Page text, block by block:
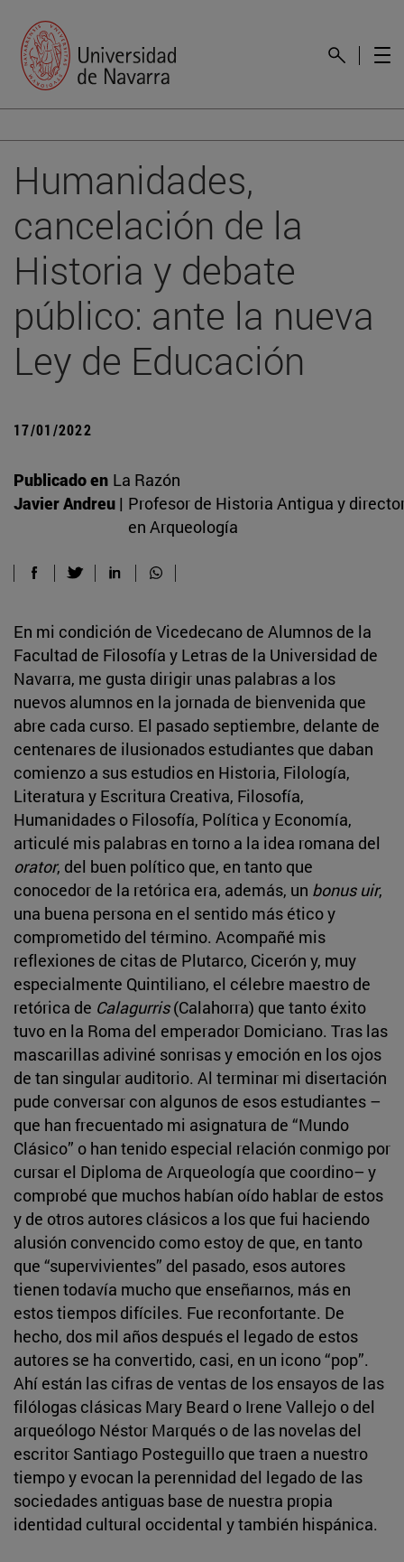
Humanidades,
cancelación de la
Historia y debate
público: ante la nueva
Ley de Educación
17/01/2022
Publicado en La Razón
Javier Andreu | Profesor de Historia Antigua y
en Arqueología
En mi condición de Vicedecano de Alumnos de la
Facultad de Filosofía y Letras de la Universidad de
Navarra, me gusta dirigir unas palabras a los
nuevos alumnos en la jornada de bienvenida que
abre cada curso. El pasado septiembre, delante de
centenares de ilusionados estudiantes que daban
comienzo a sus estudios en Historia, Filología,
Literatura y Escritura Creativa, Filosofía,
Humanidades o Filosofía, Política y Economía,
articulé mis palabras en torno a la idea romana del
orator, del buen político que, en tanto que
conocedor de la retórica era, además, un bonus uir,
una buena persona en el sentido más ético y
comprometido del término. Acompañé mis
reflexiones de citas de Plutarco, Cicerón y, muy
especialmente Quintiliano, el célebre maestro de
retórica de Calagurris(Calahorra) que tanto éxito
tuvo en la Roma del emperador Domiciano. Tras las
mascarillas adiviné sonrisas y emoción en los ojos
de tan singular auditorio. Al terminar mi disertación
pude conversar con algunos de esos estudiantes –
que han frecuentado mi asignatura de “Mundo
Clásico” o han tenido especial relación conmigo por
cursar el Diploma de Arqueología que coordino– y
comprobé que muchos habían oído hablar de estos
y de otros autores clásicos a los que fui haciendo
alusión convencido como estoy de que, en tanto
que “supervivientes” del pasado, esos autores
tienen todavía mucho que enseñarnos, más en
estos tiempos difíciles. Fue reconfortante. De
hecho, dos mil años después el legado de estos
autores se ha convertido, casi, en un icono “pop”.
Ahí están las cifras de ventas de los ensayos de las
filólogas clásicas Mary Beard o Irene Vallejo o del
arqueólogo Néstor Marqués o de las novelas del
escritor Santiago Posteguillo que traen a nuestro
tiempo y evocan la perennidad del legado de las
sociedades antiguas base de nuestra propia
identidad cultural occidental y también hispánica.